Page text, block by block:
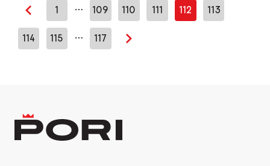
Edellinen sivu
1 … 109 110 111 112 113
114 115 … 117
Seuraava sivu